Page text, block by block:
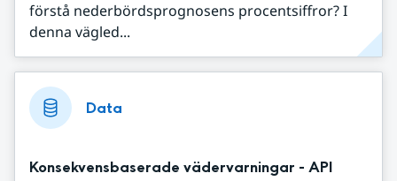
förstå nederbördsprognosens procentsiffror? I
denna vägled...
Data
Konsekvensbaserade vädervarningar - API